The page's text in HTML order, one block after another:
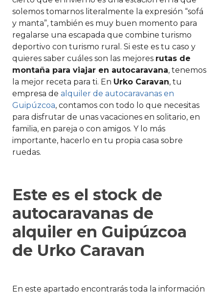
solemos tomarnos literalmente la expresión “sofá
y manta”, también es muy buen momento para
regalarse una escapada que combine turismo
deportivo con turismo rural. Si este es tu caso y
quieres saber cuáles son las mejores rutas de
montaña para viajar en autocaravana, tenemos
la mejor receta para ti. En Urko Caravan, tu
empresa de alquiler de autocaravanas en
Guipúzcoa, contamos con todo lo que necesitas
para disfrutar de unas vacaciones en solitario, en
familia, en pareja o con amigos. Y lo más
importante, hacerlo en tu propia casa sobre
ruedas.
Este es el stock de
autocaravanas de
alquiler en Guipúzcoa
de Urko Caravan
En este apartado encontrarás toda la información